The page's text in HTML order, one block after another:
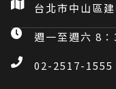
台北市中山區
週一至週六 8
02-2517-1555